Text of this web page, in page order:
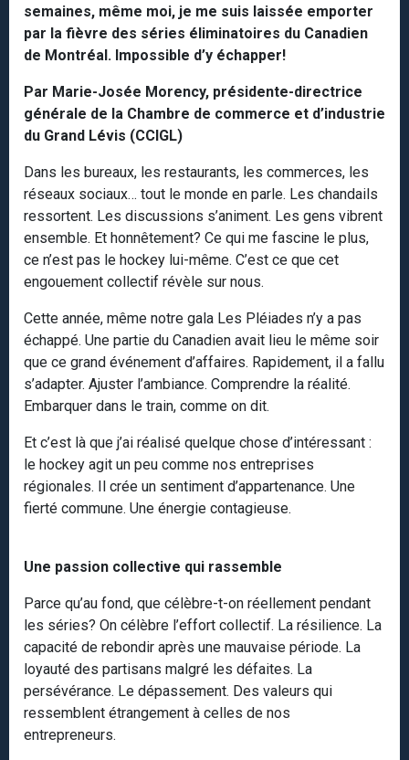
semaines, même moi, je me suis laissée emporter
par la fièvre des séries éliminatoires du Canadien
de Montréal. Impossible d’y échapper!
Par Marie-Josée Morency, présidente-directrice
générale de la Chambre de commerce et d’industrie
du Grand Lévis (CCIGL)
Dans les bureaux, les restaurants, les commerces, les
réseaux sociaux… tout le monde en parle. Les chandails
ressortent. Les discussions s’animent. Les gens vibrent
ensemble. Et honnêtement? Ce qui me fascine le plus,
ce n’est pas le hockey lui-même. C’est ce que cet
engouement collectif révèle sur nous.
Cette année, même notre gala Les Pléiades n’y a pas
échappé. Une partie du Canadien avait lieu le même soir
que ce grand événement d’affaires. Rapidement, il a fallu
s’adapter. Ajuster l’ambiance. Comprendre la réalité.
Embarquer dans le train, comme on dit.
Et c’est là que j’ai réalisé quelque chose d’intéressant :
le hockey agit un peu comme nos entreprises
régionales. Il crée un sentiment d’appartenance. Une
fierté commune. Une énergie contagieuse.
Une passion collective qui rassemble
Parce qu’au fond, que célèbre-t-on réellement pendant
les séries? On célèbre l’effort collectif. La résilience. La
capacité de rebondir après une mauvaise période. La
loyauté des partisans malgré les défaites. La
persévérance. Le dépassement. Des valeurs qui
ressemblent étrangement à celles de nos
entrepreneurs.